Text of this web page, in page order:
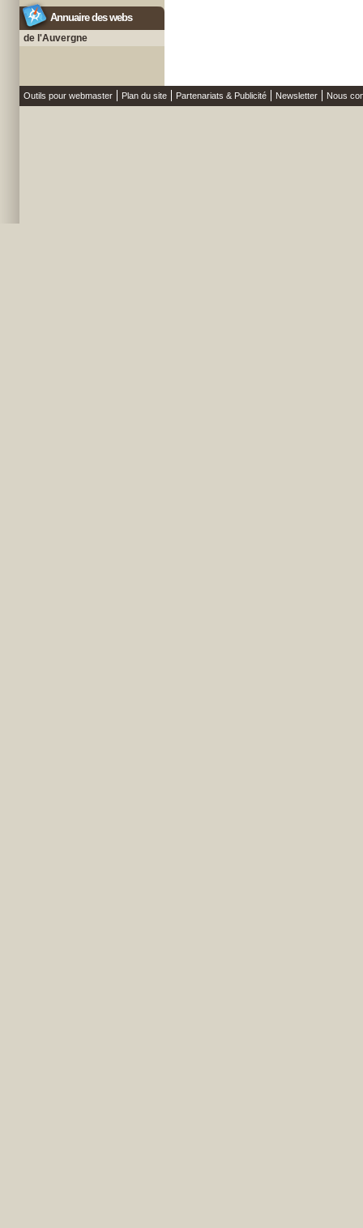
Annuaire des webs
de l'Auvergne
Outils pour webmaster Plan du site Partenariats & Publicité Newsletter Nous